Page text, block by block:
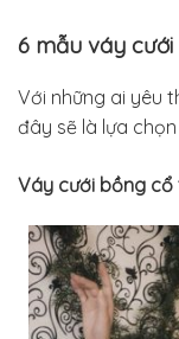
6 mẫu váy
Với những ai yêu
đây sẽ là lựa
Váy cưới bồng